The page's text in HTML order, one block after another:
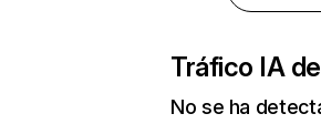
Tráfico IA de
No se ha